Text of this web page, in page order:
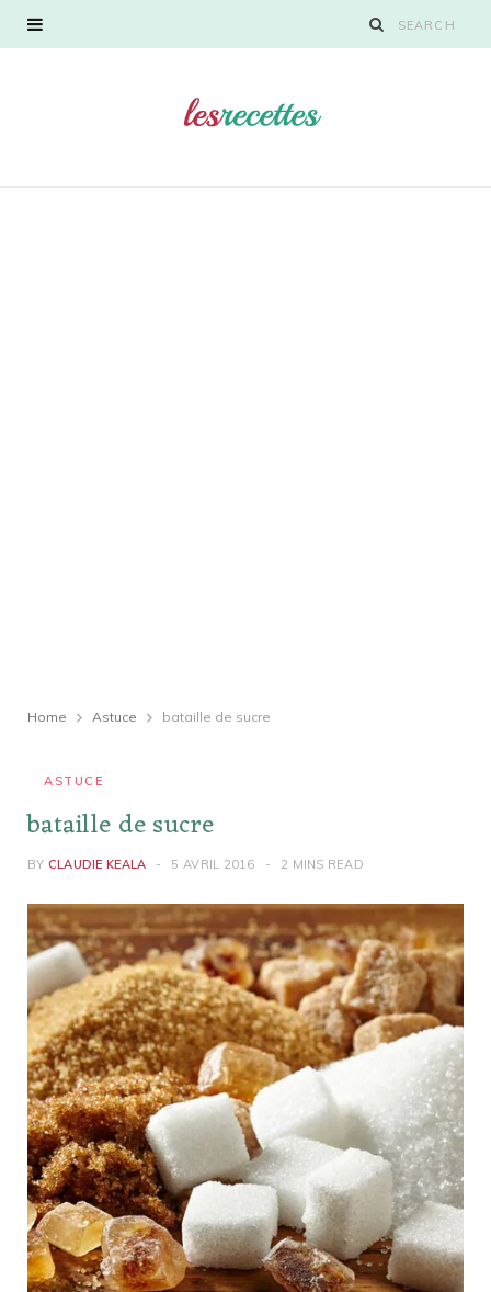
Home Astuce bataille de sucre
ASTUCE
bataille de sucre
BY CLAUDIE KEALA 5 AVRIL 2016 2 MINS READ